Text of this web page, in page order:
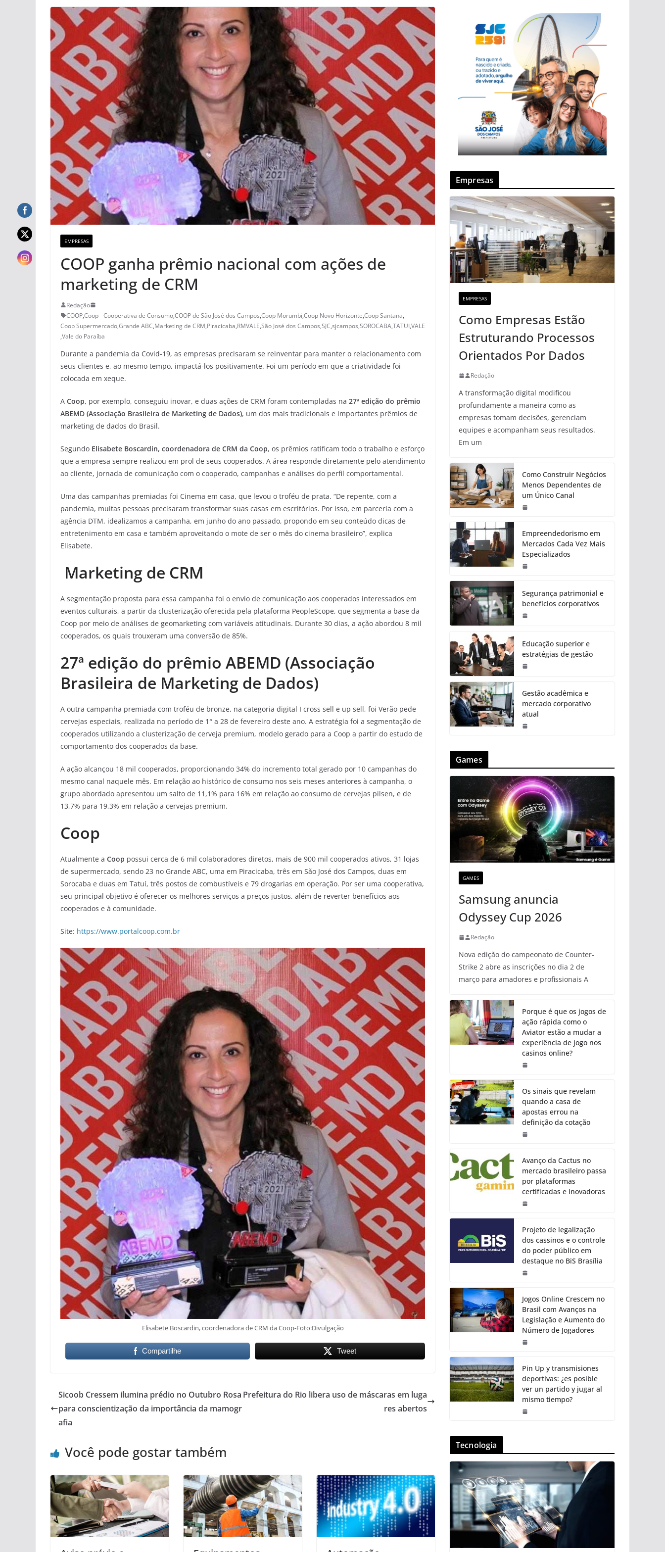
EMPRESAS
COOP ganha prêmio nacional com ações de
marketing de CRM
Redação
COOP,Coop - Cooperativa de Consumo,COOP de São José dos Campos,Coop Morumbi,Coop Novo Horizonte,Coop Santana,
Coop Supermercado,Grande ABC,Marketing de CRM,Piracicaba,RMVALE,São José dos Campos,SJC,sjcampos,SOROCABA,TATUI,VALE
,Vale do Paraíba
Durante a pandemia da Covid-19, as empresas precisaram se reinventar para manter o relacionamento com
seus clientes e, ao mesmo tempo, impactá-los positivamente. Foi um período em que a criatividade foi
colocada em xeque.
A Coop, por exemplo, conseguiu inovar, e duas ações de CRM foram contempladas na 27ª edição do prêmio
ABEMD (Associação Brasileira de Marketing de Dados), um dos mais tradicionais e importantes prêmios de
marketing de dados do Brasil.
Segundo Elisabete Boscardin, coordenadora de CRM da Coop, os prêmios ratificam todo o trabalho e esforço
que a empresa sempre realizou em prol de seus cooperados. A área responde diretamente pelo atendimento
ao cliente, jornada de comunicação com o cooperado, campanhas e análises do perfil comportamental.
Uma das campanhas premiadas foi Cinema em casa, que levou o troféu de prata. “De repente, com a
pandemia, muitas pessoas precisaram transformar suas casas em escritórios. Por isso, em parceria com a
agência DTM, idealizamos a campanha, em junho do ano passado, propondo em seu conteúdo dicas de
entretenimento em casa e também aproveitando o mote de ser o mês do cinema brasileiro”, explica
Elisabete.
Marketing de CRM
A segmentação proposta para essa campanha foi o envio de comunicação aos cooperados interessados em
eventos culturais, a partir da clusterização oferecida pela plataforma PeopleScope, que segmenta a base da
Coop por meio de análises de geomarketing com variáveis atitudinais. Durante 30 dias, a ação abordou 8 mil
cooperados, os quais trouxeram uma conversão de 85%.
27ª edição do prêmio ABEMD (Associação
Brasileira de Marketing de Dados)
A outra campanha premiada com troféu de bronze, na categoria digital I cross sell e up sell, foi Verão pede
cervejas especiais, realizada no período de 1° a 28 de fevereiro deste ano. A estratégia foi a segmentação de
cooperados utilizando a clusterização de cerveja premium, modelo gerado para a Coop a partir do estudo de
comportamento dos cooperados da base.
A ação alcançou 18 mil cooperados, proporcionando 34% do incremento total gerado por 10 campanhas do
mesmo canal naquele mês. Em relação ao histórico de consumo nos seis meses anteriores à campanha, o
grupo abordado apresentou um salto de 11,1% para 16% em relação ao consumo de cervejas pilsen, e de
13,7% para 19,3% em relação a cervejas premium.
Coop
Atualmente a Coop possui cerca de 6 mil colaboradores diretos, mais de 900 mil cooperados ativos, 31 lojas
de supermercado, sendo 23 no Grande ABC, uma em Piracicaba, três em São José dos Campos, duas em
Sorocaba e duas em Tatuí, três postos de combustíveis e 79 drogarias em operação. Por ser uma cooperativa,
seu principal objetivo é oferecer os melhores serviços a preços justos, além de reverter benefícios aos
cooperados e à comunidade.
Site: https://www.portalcoop.com.br
Elisabete Boscardin, coordenadora de CRM da Coop-Foto:Divulgação
Compartilhe Tweet
Sicoob Cressem ilumina prédio no Outubro Rosa
para conscientização da importância da mamogr
afia
Prefeitura do Rio libera uso de máscaras em luga
res abertos
Você pode gostar também
Empresas
EMPRESAS
Como Empresas Estão
Estruturando Processos
Orientados Por Dados
Redação
A transformação digital modificou
profundamente a maneira como as
empresas tomam decisões, gerenciam
equipes e acompanham seus resultados.
Em um
Como Construir Negócios
Menos Dependentes de
um Único Canal
Empreendedorismo em
Mercados Cada Vez Mais
Especializados
Segurança patrimonial e
benefícios corporativos
Educação superior e
estratégias de gestão
Gestão acadêmica e
mercado corporativo
atual
Games
GAMES
Samsung anuncia
Odyssey Cup 2026
Redação
Nova edição do campeonato de Counter-
Strike 2 abre as inscrições no dia 2 de
março para amadores e profissionais A
Porque é que os jogos de
ação rápida como o
Aviator estão a mudar a
experiência de jogo nos
casinos online?
Os sinais que revelam
quando a casa de
apostas errou na
definição da cotação
Avanço da Cactus no
mercado brasileiro passa
por plataformas
certificadas e inovadoras
Projeto de legalização
dos cassinos e o controle
do poder público em
destaque no BiS Brasília
Jogos Online Crescem no
Brasil com Avanços na
Legislação e Aumento do
Número de Jogadores
Pin Up y transmisiones
deportivas: ¿es posible
ver un partido y jugar al
mismo tiempo?
Tecnologia